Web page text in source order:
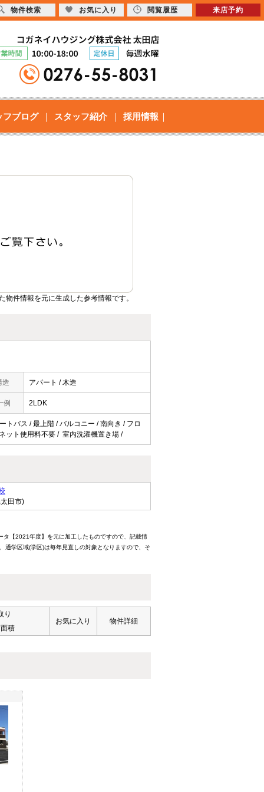
フブログ スタッフ紹介 採用情報
件情報を元に生成した参考情報です。
造 アパート / 木造
例 2LDK
トバス / 最上階 / バルコニー / 南向き / フロ
ット使用料不要 / 室内洗濯機置き場 /
田市)
【2021年度】を元に加工したものですので、記載情
通学区域(学区)は毎年見直しの対象となりますので、そ
り
積
お気に入り 物件詳細
物件検索 お気に入り 閲覧履歴 来店予約